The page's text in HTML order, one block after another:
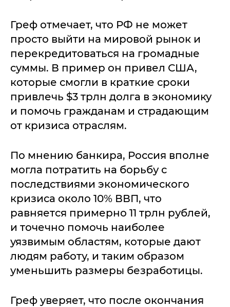
Греф отмечает, что РФ не может
просто выйти на мировой рынок и
перекредитоваться на громадные
суммы. В пример он привел США,
которые смогли в краткие сроки
привлечь $3 трлн долга в экономику
и помочь гражданам и страдающим
от кризиса отраслям.
По мнению банкира, Россия вполне
могла потратить на борьбу с
последствиями экономического
кризиса около 10% ВВП, что
равняется примерно 11 трлн рублей,
и точечно помочь наиболее
уязвимым областям, которые дают
людям работу, и таким образом
уменьшить размеры безработицы.
Греф уверяет, что после окончания